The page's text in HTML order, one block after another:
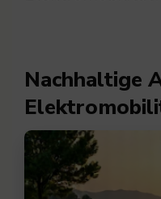
Nachhaltige